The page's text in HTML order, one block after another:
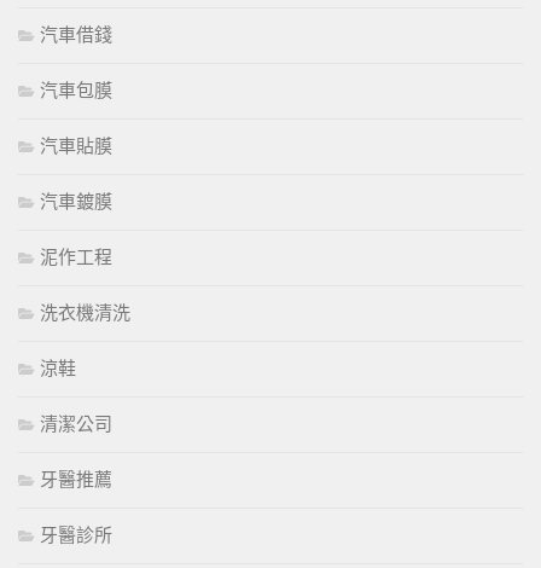
汽車借錢
汽車包膜
汽車貼膜
汽車鍍膜
泥作工程
洗衣機清洗
涼鞋
清潔公司
牙醫推薦
牙醫診所